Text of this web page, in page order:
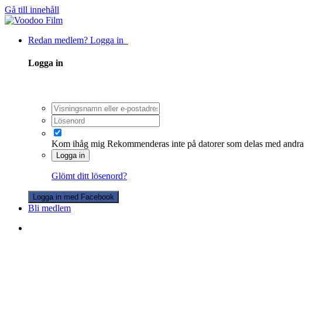
Gå till innehåll
Redan medlem? Logga in
Logga in
Kom ihåg mig Rekommenderas inte på datorer som delas med andra
Logga in
Glömt ditt lösenord?
Logga in med Facebook
Bli medlem